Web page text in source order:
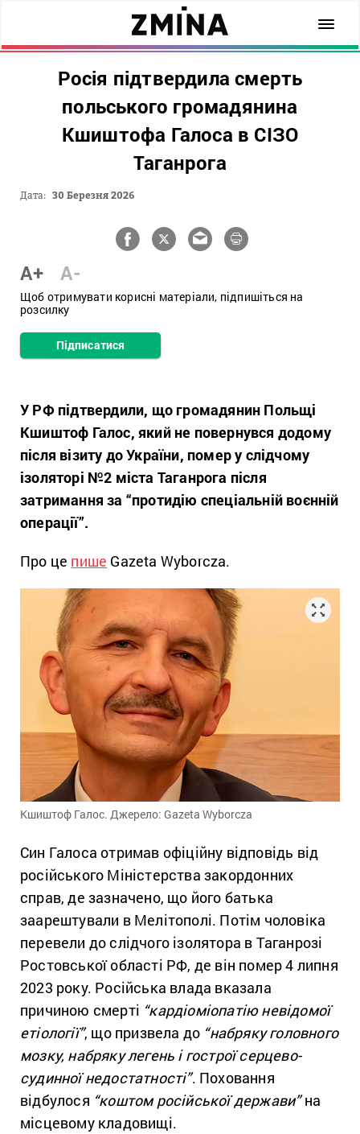
Росія підтвердила смерть
польського громадянина
Кшиштофа Галоса в СІЗО
Таганрога
Дата: 30 Березня 2026
A+ A-
Щоб отримувати корисні матеріали, підпишіться на
розсилку
Підписатися
У РФ підтвердили, що громадянин Польщі
Кшиштоф Галос, який не повернувся додому
після візиту до України, помер у слідчому
ізоляторі №2 міста Таганрога після
затримання за “протидію спеціальній воєнній
операції”.
Про це пише Gazeta Wyborcza.
Кшиштоф Галос. Джерело: Gazeta Wyborcza
Син Галоса отримав офіційну відповідь від
російського Міністерства закордонних
справ, де зазначено, що його батька
заарештували в Мелітополі. Потім чоловіка
перевели до слідчого ізолятора в Таганрозі
Ростовської області РФ, де він помер 4 липня
2023 року. Російська влада вказала
причиною смерті “кардіоміопатію невідомої
етіології”, що призвела до “набряку головного
мозку, набряку легень і гострої серцево-
судинної недостатності”. Поховання
відбулося “коштом російської держави”на
місцевому кладовищі.